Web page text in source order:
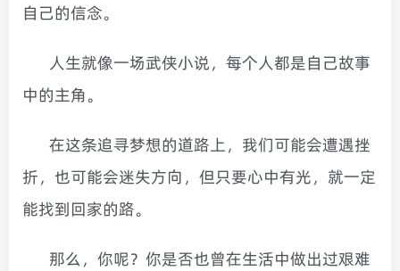
自己的信念。
人生就像一场武侠小说，每个人都是自己故事
中的主角。
在这条追寻梦想的道路上，我们可能会遭遇挫
折，也可能会迷失方向，但只要心中有光，就一定
能找到回家的路。
那么，你呢？你是否也曾在生活中做出过艰难